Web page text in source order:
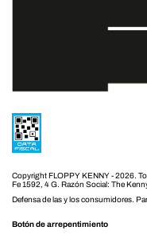
Copyright FLOPPY KENNY - 2026.
Defensa de las y los consumidores.
Botón de arrepentimiento